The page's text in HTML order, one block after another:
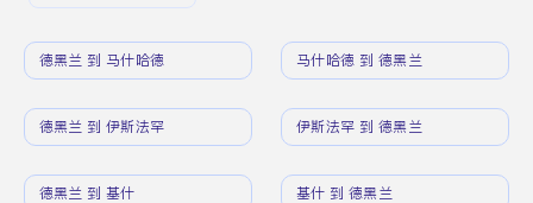
德黑兰 到 马什哈德 马什哈德 到 德黑兰
德黑兰 到 伊斯法罕 伊斯法罕 到 德黑兰
德黑兰 到 基什 基什 到 德黑兰